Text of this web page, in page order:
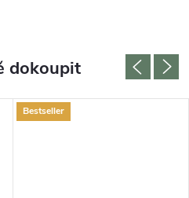
dokoupit
Bestseller